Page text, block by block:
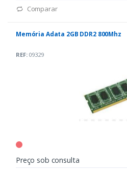
Comparar
Memória Adata 2GB DDR2 800Mhz
REF:09329
Preço sob consulta